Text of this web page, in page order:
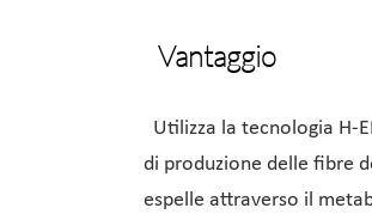
Vantaggio
Utilizza la tecnologia H-
di produzione delle fibre
espelle attraverso il